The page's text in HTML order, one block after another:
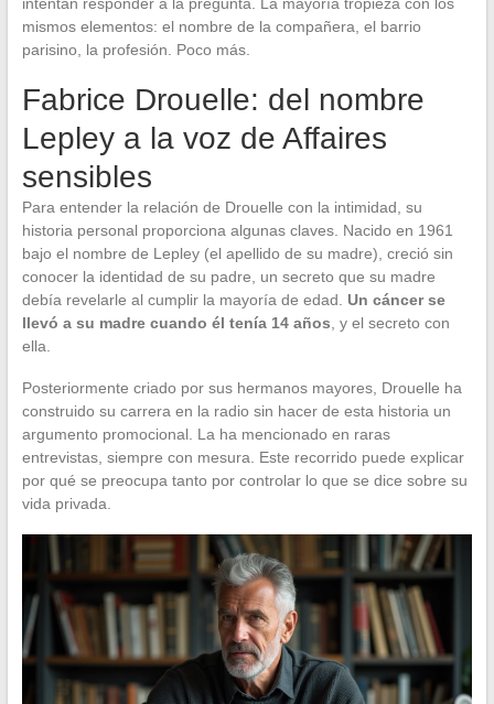
mismos elementos: el nombre de la compañera, el barrio
parisino, la profesión. Poco más.
Fabrice Drouelle: del nombre
Lepley a la voz de Affaires
sensibles
Para entender la relación de Drouelle con la intimidad, su
historia personal proporciona algunas claves. Nacido en 1961
bajo el nombre de Lepley (el apellido de su madre), creció sin
conocer la identidad de su padre, un secreto que su madre
debía revelarle al cumplir la mayoría de edad. Un cáncer se
llevó a su madre cuando él tenía 14 años , y el secreto con
ella.
Posteriormente criado por sus hermanos mayores, Drouelle ha
construido su carrera en la radio sin hacer de esta historia un
argumento promocional. La ha mencionado en raras
entrevistas, siempre con mesura. Este recorrido puede explicar
por qué se preocupa tanto por controlar lo que se dice sobre su
vida privada.